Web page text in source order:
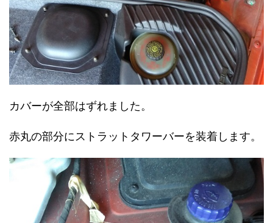
カバーが全部はずれました。
赤丸の部分にストラットタワーバーを装着します。